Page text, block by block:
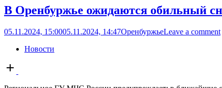
В Оренбуржье ожидаются обильный
05.11.2024, 15:0005.11.2024, 14:47ОренбуржьеLeave a comment
Новости
Open
post